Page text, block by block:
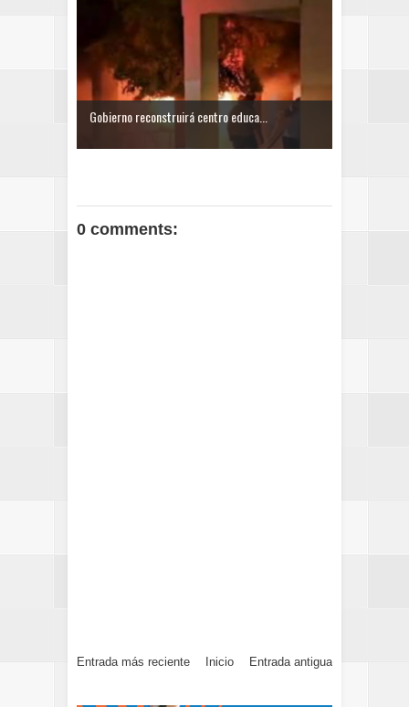
Gobierno reconstruirá centro educa...
0 comments:
Entrada más reciente Entrada antigua
Inicio